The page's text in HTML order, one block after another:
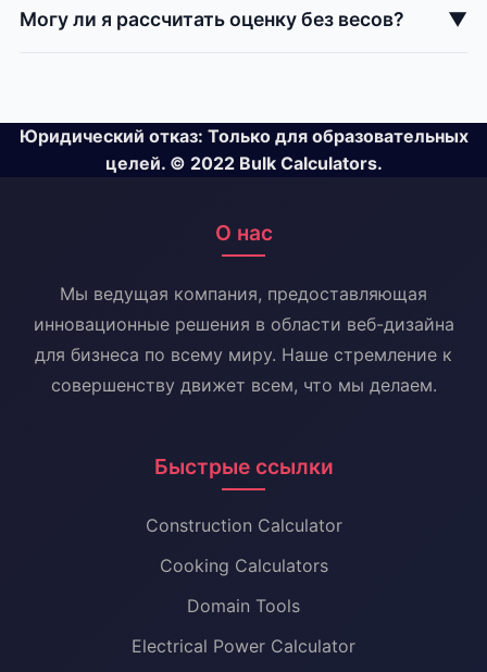
Могу ли я рассчитать оценку без весов? ▼
Юридический отказ: Только для образовательных
целей. © 2022 Bulk Calculators.
О нас
Мы ведущая компания, предоставляющая
инновационные решения в области веб-дизайна
для бизнеса по всему миру. Наше стремление к
совершенству движет всем, что мы делаем.
Быстрые ссылки
Construction Calculator
Cooking Calculators
Domain Tools
Electrical Power Calculator